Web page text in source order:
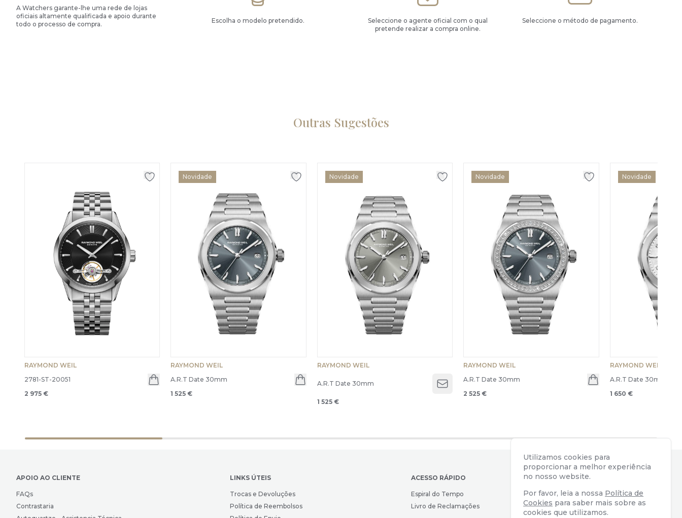
A Watchers garante-lhe uma rede de lojas
oficiais altamente qualificada e apoio durante
todo o processo de compra.
Escolha o modelo pretendido.
Seleccione o agente oficial com o qual
pretende realizar a compra online.
Seleccione o método de pagamento.
Outras Sugestões
RAYMOND WEIL
2781-ST-20051
2 975 €
Novidade
RAYMOND WEIL
A.R.T Date 30mm
1 525 €
Novidade
RAYMOND WEIL
A.R.T Date 30mm
Open menu
1 525 €
Novidade
RAYMOND WEIL
A.R.T Date 30mm
2 525 €
Novidade
RAYMOND WEIL
A.R.T Date 30mm
1 650 €
APOIO AO CLIENTE
FAQs
Contrastaria
LINKS ÚTEIS
Trocas e Devoluções
Política de Reembolsos
ACESSO RÁPIDO
Espiral do Tempo
Livro de Reclamações
CONTACTOS
Av. Almirante Reis, 39
1169-039 Lisboa, Portugal
Utilizamos cookies para
proporcionar a melhor experiência
no nosso website.
Por favor, leia a nossa Política de
Cookies para saber mais sobre as
cookies que utilizamos.